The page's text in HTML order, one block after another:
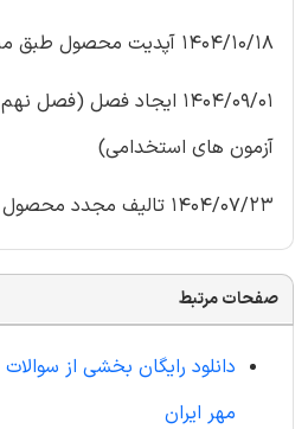
1404/10/18 آپدیت محصول طبق منابع اعلام شده
1404/09/01 ایجاد فصل
آزمون های استخدامی)
1404/07/23 تالیف مجدد محصول
صفحات مرتبط
دانلود رایگان بخشی از
مهر ایران